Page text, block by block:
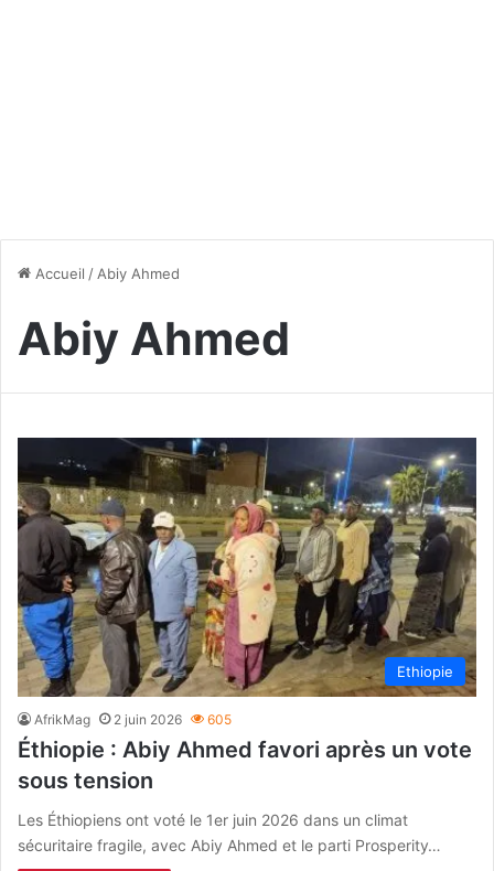
Accueil / Abiy Ahmed
Abiy Ahmed
Ethiopie
AfrikMag 2 juin 2026 605
Éthiopie : Abiy Ahmed favori après un vote
sous tension
Les Éthiopiens ont voté le 1er juin 2026 dans un climat
sécuritaire fragile, avec Abiy Ahmed et le parti Prosperity…